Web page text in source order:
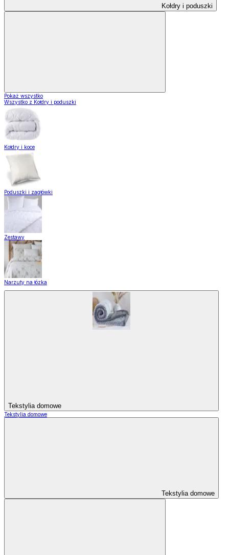
Kołdry i poduszki
Pokaż wszystko
Wszystko z Kołdry i poduszki
Kołdry i koce
Poduszki i zagłówki
Zestawy
Narzuty na łózka
Tekstylia domowe
Tekstylia domowe
Tekstylia domowe